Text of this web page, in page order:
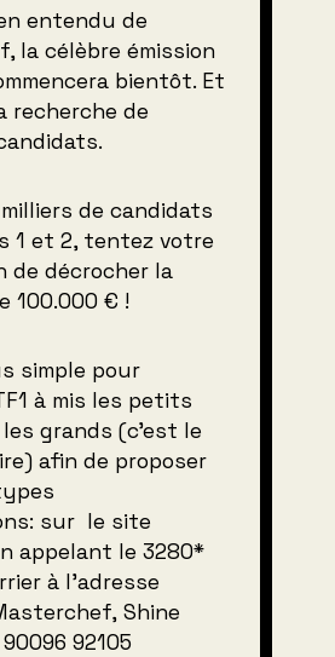
entendu de
la célèbre émission
bientôt. Et
recherche de
milliers de candidats
1 et 2, tentez votre
de décrocher la
100.000 € !
simple pour
à mis les petits
grands (c’est le
afin de proposer
sur le site
appelant le 3280*
à l’adresse
Shine
92105